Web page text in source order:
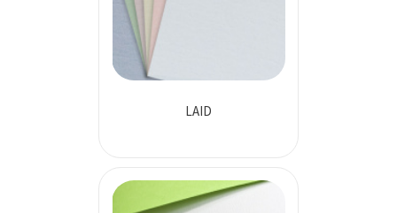
LAID